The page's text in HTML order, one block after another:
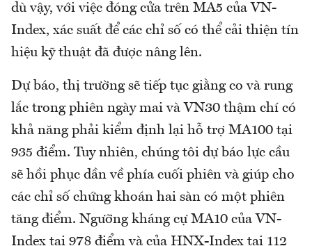
dù vậy, với việc đóng cửa trên MA5 của VN-
Index, xác suất để các chỉ số có thể cải thiện tín
hiệu kỹ thuật đã được nâng lên.
Dự báo, thị trường sẽ tiếp tục giằng co và rung
lắc trong phiên ngày mai và VN30 thậm chí có
khả năng phải kiểm định lại hỗ trợ MA100 tại
935 điểm. Tuy nhiên, chúng tôi dự báo lực cầu
sẽ hồi phục dần về phía cuối phiên và giúp cho
các chỉ số chứng khoán hai sàn có một phiên
tăng điểm. Ngưỡng kháng cự MA10 của VN-
Index tại 978 điểm và của HNX-Index tại 112